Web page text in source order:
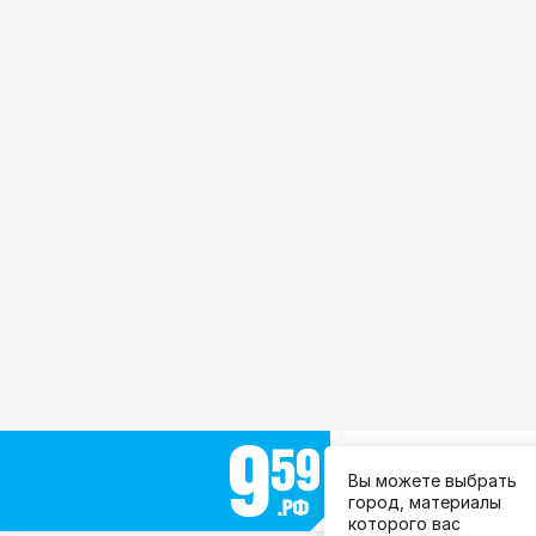
Все города
Вы можете выбрать
город, материалы
которого вас